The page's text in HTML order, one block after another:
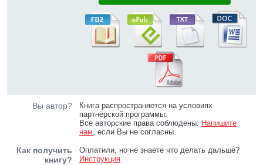
Вы автор?
Книга распространяется на условиях
партнёрской программы.
Все авторские права соблюдены. Напишите
нам, если Вы не согласны.
Как получить
книгу?
Оплатили, но не знаете что делать дальше?
Инструкция.